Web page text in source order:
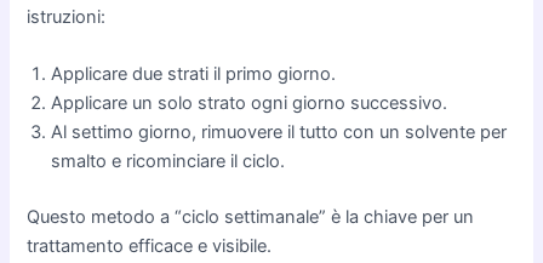
istruzioni:
Applicare due strati il primo giorno.
Applicare un solo strato ogni giorno successivo.
Al settimo giorno, rimuovere il tutto con un solvente per
smalto e ricominciare il ciclo.
Questo metodo a “ciclo settimanale” è la chiave per un
trattamento efficace e visibile.